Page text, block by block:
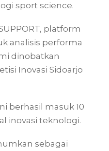
sport science.
platform
analisis performa
dinobatkan
Inovasi Sidoarjo
berhasil masuk 10
inovasi teknologi.
sebagai